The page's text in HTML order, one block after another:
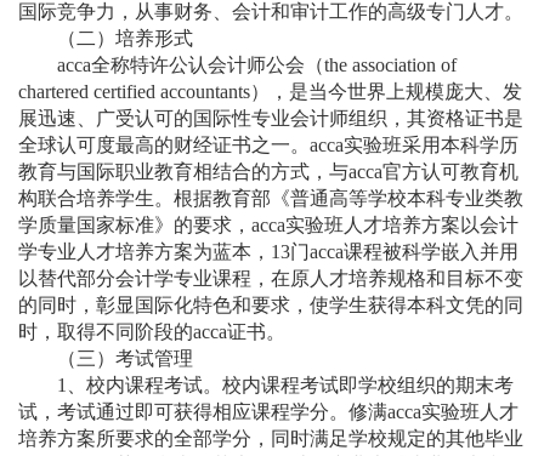
国际竞争力，从事财务、会计和审计工作的高级专门人才。
（二）培养形式
acca全称特许公认会计师公会（the association of
chartered certified accountants），是当今世界上规模庞大、发
展迅速、广受认可的国际性专业会计师组织 ，其资格证书是
全球认可度最高的财经证书之一。 acca实验班采用本科学历
教育与国际职业教育相结合的方式，与acca官方认可教育机
构联合培养学生。根据教育部《普通高等学校本科专业类教
学质量国家标准》的要求 ， acca实验班人才培养方案以会计
学专业 人才培养方案为蓝本， 13门acca课程被科学嵌入并用
以替代部分会计学专业课程， 在原人才培养规格和目标不变
的同时， 彰显 国际化特色和要求 ， 使学生获得本科文凭的同
时，取得不同 阶段的acca证书。
（三）考试管理
1、 校内课程考试。 校内课程考试即学校组织的期末考
试， 考试通过即可获得相应课程学分。修满acca实验班人才
培养方案所要求的全部学分 ， 同时满足学校规定的其他毕业